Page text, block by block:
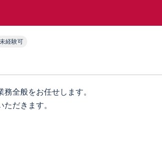
未経験可
全般をお任せします。
だきます。